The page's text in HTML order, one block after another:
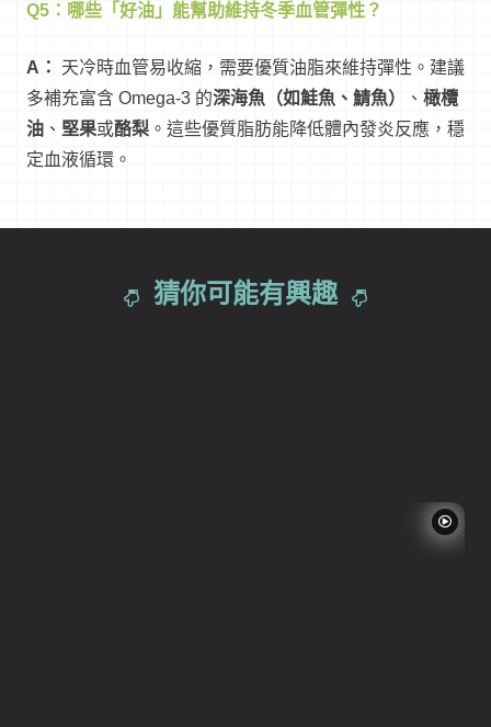
Q5：哪些「好油」能幫助維持冬季血管彈性？
A：
天冷時血管易收縮，需要優質油脂來維持彈性。建議
多補充富含 Omega-3 的深海魚（如鮭魚、鯖魚） 、 橄欖
油 、 堅果或酪梨 。這些優質脂肪能降低體內發炎反應，穩
定血液循環。
猜你可能有興趣